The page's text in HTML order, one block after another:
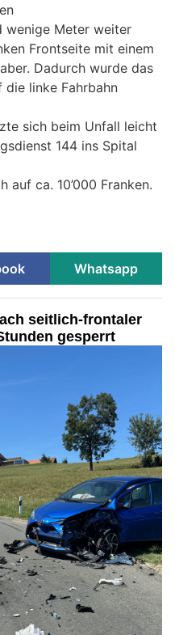
wenige Meter weiter
Frontseite mit einem
Dadurch wurde das
linke Fahrbahn
sich beim Unfall leicht
144 ins Spital
auf ca. 10’000 Franken.
Whatsapp
seitlich-frontaler
gesperrt